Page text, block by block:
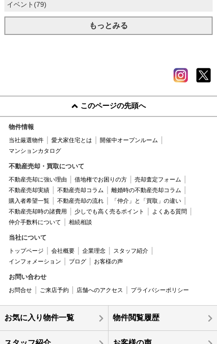
イベント(79)
もっとみる
このページの先頭へ
物件情報
当社厳選物件 愛犬家住宅とは
開催中オープンルーム
マンションカタログ
不動産売却・買取について
不動産売却に強い理由 借地権でお困りの方
売却査定フォーム
不動産売却実績
不動産売却コラム
離婚時の不動産売却コラム
購入者希望一覧
不動産売却の流れ
「仲介」と「買取」の違い
不動産売却時の諸費用
少しでも高く売るポイント
よくある質問
仲介手数料について
相続相談
当社について
トップページ 会社概要 企業理念
スタッフ紹介
インフォメーション
ブログ お客様の声
お問い合わせ
お問合せ ご来店予約 店舗へのアクセス プライバシーポリシー
お気に入り物件一覧 物件閲覧履歴